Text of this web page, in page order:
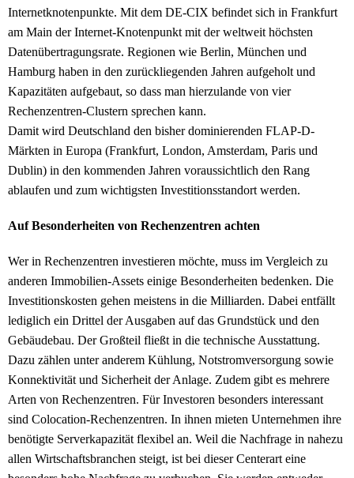
Internetknotenpunkte. Mit dem DE-CIX befindet sich in Frankfurt
am Main der Internet-Knotenpunkt mit der weltweit höchsten
Datenübertragungsrate. Regionen wie Berlin, München und
Hamburg haben in den zurückliegenden Jahren aufgeholt und
Kapazitäten aufgebaut, so dass man hierzulande von vier
Rechenzentren-Clustern sprechen kann.
Damit wird Deutschland den bisher dominierenden FLAP-D-
Märkten in Europa (Frankfurt, London, Amsterdam, Paris und
Dublin) in den kommenden Jahren voraussichtlich den Rang
ablaufen und zum wichtigsten Investitionsstandort werden.
Auf Besonderheiten von Rechenzentren achten
Wer in Rechenzentren investieren möchte, muss im Vergleich zu
anderen Immobilien-Assets einige Besonderheiten bedenken. Die
Investitionskosten gehen meistens in die Milliarden. Dabei entfällt
lediglich ein Drittel der Ausgaben auf das Grundstück und den
Gebäudebau. Der Großteil fließt in die technische Ausstattung.
Dazu zählen unter anderem Kühlung, Notstromversorgung sowie
Konnektivität und Sicherheit der Anlage. Zudem gibt es mehrere
Arten von Rechenzentren. Für Investoren besonders interessant
sind Colocation-Rechenzentren. In ihnen mieten Unternehmen ihre
benötigte Serverkapazität flexibel an. Weil die Nachfrage in nahezu
allen Wirtschaftsbranchen steigt, ist bei dieser Centerart eine